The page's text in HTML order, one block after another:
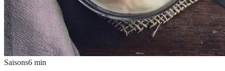
Saisons6 min